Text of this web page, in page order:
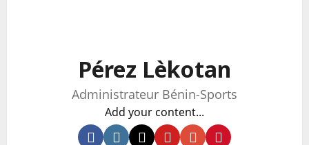
Pérez Lèkotan
Administrateur Bénin-Sports
Add your content...